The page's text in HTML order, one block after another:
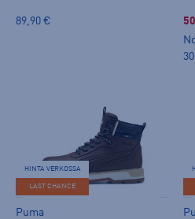
89,90 €
HINTA VERKOSSA
LAST CHANCE
Puma